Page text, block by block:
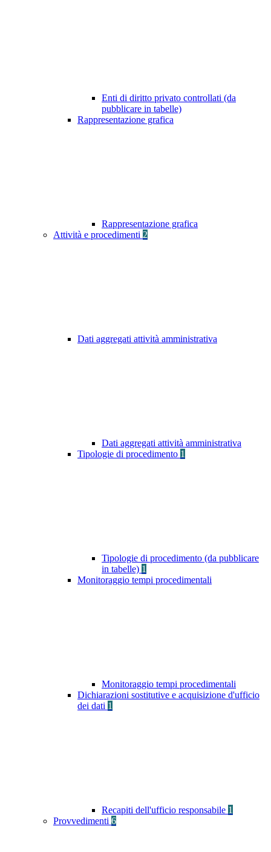
Enti di diritto privato controllati (da
pubblicare in tabelle)
Rappresentazione grafica
Rappresentazione grafica
Attività e procedimenti 2
Dati aggregati attività amministrativa
Dati aggregati attività amministrativa
Tipologie di procedimento 1
Tipologie di procedimento (da pubblicare
in tabelle) 1
Monitoraggio tempi procedimentali
Monitoraggio tempi procedimentali
Dichiarazioni sostitutive e acquisizione d'ufficio
dei dati 1
Recapiti dell'ufficio responsabile 1
Provvedimenti 6